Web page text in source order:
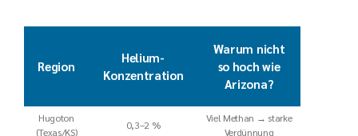
Region
Helium-
Konzentration
Warum nicht
so hoch wie
Arizona?
Hugoton
(Texas/KS)
0,3–2 %
Viel Methan → starke
Verdünnung